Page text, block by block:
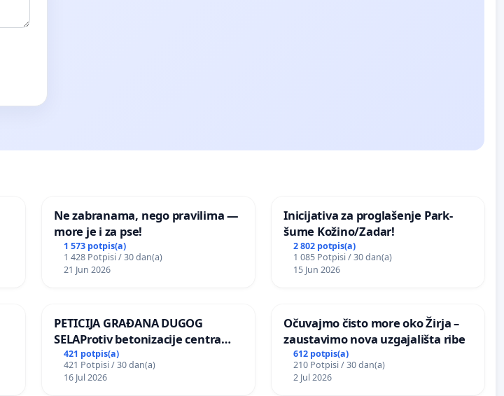
Ne zabranama, nego pravilima —
more je i za pse!
1 573 potpis(a)
1 428 Potpisi / 30 dan(a)
21 Jun 2026
Inicijativa za proglašenje Park-
šume Kožino/Zadar!
2 802 potpis(a)
1 085 Potpisi / 30 dan(a)
15 Jun 2026
PETICIJA GRAĐANA DUGOG
SELAProtiv betonizacije centra
grada i za očuvanje postojećih
zelenih površina i odraslih stabala
pri donošenju izmjena
421 potpis(a)
421 Potpisi / 30 dan(a)
16 Jul 2026
Očuvajmo čisto more oko Žirja –
zaustavimo nova uzgajališta ribe
612 potpis(a)
210 Potpisi / 30 dan(a)
2 Jul 2026